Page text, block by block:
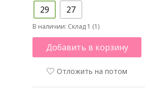
29
27
В наличии: Склад 1 (1)
Добавить в корзину
Отложить на потом